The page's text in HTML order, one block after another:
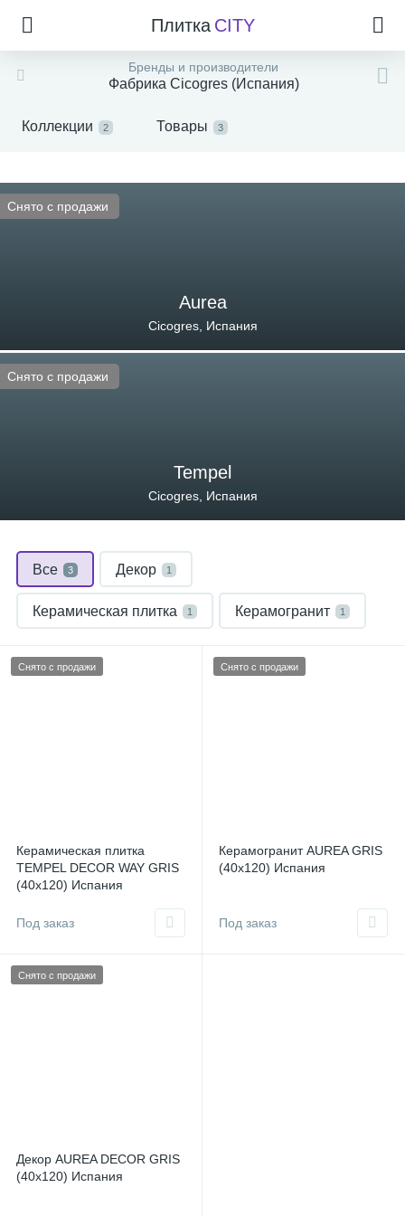
Плитка CITY
Бренды и производители
Фабрика Cicogres (Испания)
Коллекции 2 Товары 3
Aurea
Cicogres, Испания
Снято с продажи
Tempel
Cicogres, Испания
Снято с продажи
Все 3 Декор 1
Керамическая плитка 1 Керамогранит 1
Снято с продажи
Керамическая плитка
TEMPEL DECOR WAY GRIS
(40x120) Испания
Под заказ
Снято с продажи
Керамогранит AUREA GRIS
(40x120) Испания
Под заказ
Снято с продажи
Декор AUREA DECOR GRIS
(40x120) Испания